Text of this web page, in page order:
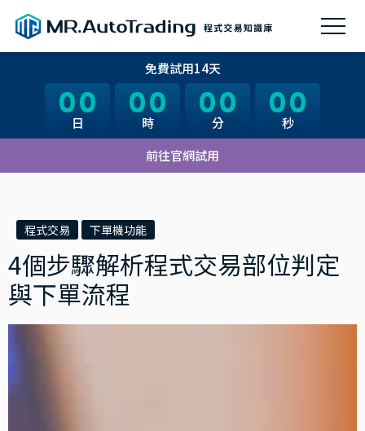
00
日 00
時 00
分 00
秒
前往官網試用
免費試用14天
00
日 00
時 00
分 00
秒
程式交易 下單機功能
4個步驟解析程式交易部位判定
與下單流程